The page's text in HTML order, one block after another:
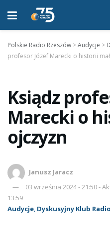
Polskie Radio Rzeszów >Audycje >
profesor Józef Marecki o historii
Ksiądz
Marecki o
ojczyzn
Janusz Jaracz
03 września 2024 - 21:50 -
13:59
Audycje, Dyskusyjny Klub